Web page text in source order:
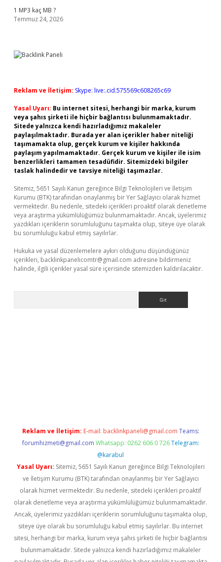
1 MP3 kaç MB ?
Temmuz 24, 2026
Reklam ve İletişim: Skype: live:.cid.575569c608265c69
Yasal Uyarı: Bu internet sitesi, herhangi bir marka, kurum
veya şahıs şirketi ile hiçbir bağlantısı bulunmamaktadır.
Sitede yalnızca kendi hazırladığımız makaleler
paylaşılmaktadır. Burada yer alan içerikler haber niteliği
taşımamakta olup, gerçek kurum ve kişiler hakkında
paylaşım yapılmamaktadır. Gerçek kurum ve kişiler ile isim
benzerlikleri tamamen tesadüfidir. Sitemizdeki bilgiler
taslak halindedir ve tavsiye niteliği taşımazlar.
Sitemiz, 5651 Sayılı Kanun gereğince Bilgi Teknolojileri ve İletişim
Kurumu (BTK) tarafından onaylanmış bir Yer Sağlayıcı olarak hizmet
vermektedir. Bu nedenle, sitedeki içerikleri proaktif olarak denetleme
veya araştırma yükümlülüğümüz bulunmamaktadır. Ancak, üyelerimiz
yazdıkları içeriklerin sorumluluğunu taşımakta olup, siteye üye olarak
bu sorumluluğu kabul etmiş sayılırlar.
Hukuka ve yasal düzenlemelere aykırı olduğunu düşündüğünüz
içerikleri, backlinkpanelicomtr@gmail.com adresine bildirmeniz
halinde, ilgili içerikler yasal süre içerisinde sitemizden kaldırılacaktır.
Reklam ve İletişim: E-mail: backlinkpaneli@gmail.com Teams:
forumhizmeti@gmail.com Whatsapp: 0262 606 0 726 Telegram:
@karabul
Yasal Uyarı: Sitemiz, 5651 Sayılı Kanun gereğince Bilgi Teknolojileri
ve İletişim Kurumu (BTK) tarafından onaylanmış bir Yer Sağlayıcı
olarak hizmet vermektedir. Bu nedenle, sitedeki içerikleri proaktif
olarak denetleme veya araştırma yükümlülüğümüz bulunmamaktadır.
Ancak, üyelerimiz yazdıkları içeriklerin sorumluluğunu taşımakta olup,
siteye üye olarak bu sorumluluğu kabul etmiş sayılırlar. Bu internet
sitesi, herhangi bir marka, kurum veya şahıs şirketi ile hiçbir bağlantısı
bulunmamaktadır. Sitede yalnızca kendi hazırladığımız makaleler